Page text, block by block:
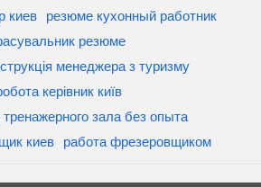
киев
резюме кухонный работник
резюме
менеджера з туризму
керівник київ
тренажерного зала без опыта
киев
работа фрезеровщиком